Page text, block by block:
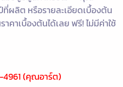
ผลิต หรือรายละเอียดเบื้องต้น
าคาเบื้องต้นได้เลย ฟรี! ไม่มีค่าใช้
(คุณอาร์ต)